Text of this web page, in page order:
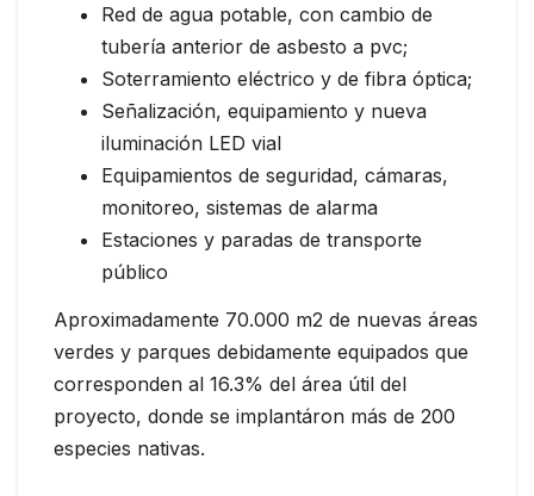
Red de agua potable, con cambio de
tubería anterior de asbesto a pvc;
Soterramiento eléctrico y de fibra óptica;
Señalización, equipamiento y nueva
iluminación LED vial
Equipamientos de seguridad, cámaras,
monitoreo, sistemas de alarma
Estaciones y paradas de transporte
público
Aproximadamente 70.000 m2 de nuevas áreas
verdes y parques debidamente equipados que
corresponden al 16.3% del área útil del
proyecto, donde se implantáron más de 200
especies nativas.